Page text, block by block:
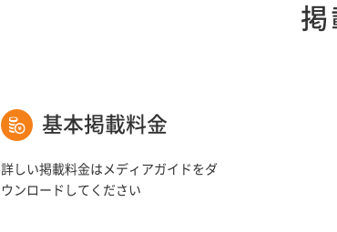
掲
基本掲載料金
詳しい掲載料金はメディアガイドをダ
ウンロードしてください